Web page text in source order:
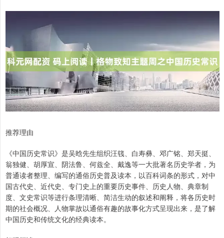
推荐理由
《中国历史常识》是吴晗先生组织汪篯、白寿彝、邓广铭、郑天挺、
翁独健、胡厚宣、阴法鲁、何兹全、戴逸等一大批著名历史学者，为
普通读者整理、编写的通俗历史普及读本，以百科词条的形式，对中
国古代史、近代史、专门史上的重要历史事件、历史人物、典章制
度、文史常识等进行条理清晰、简洁生动的叙述和阐释，将各历史时
期的社会概况、人物掌故以通俗有趣的故事化方式呈现出来，是了解
中国历史和传统文化的经典读本。